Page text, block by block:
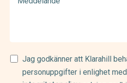
Samtycke
(Required)
Jag godkänner att Klarahill
personuppgifter i enlighet med